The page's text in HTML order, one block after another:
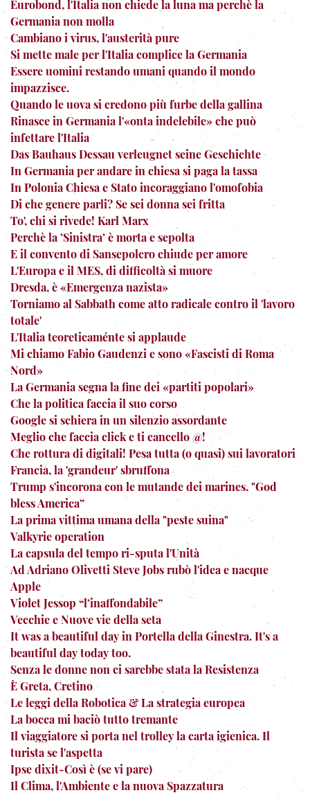
Eurobond, l'Italia non chiede la luna ma perchè la
Germania non molla
Cambiano i virus, l'austerità pure
Si mette male per l'Italia complice la Germania
Essere uomini restando umani quando il mondo
impazzisce.
Quando le uova si credono più furbe della gallina
Rinasce in Germania l'«onta indelebile» che può
infettare l'Italia
Das Bauhaus Dessau verleugnet seine Geschichte
In Germania per andare in chiesa si paga la tassa
In Polonia Chiesa e Stato incoraggiano l'omofobia
Di che genere parli? Se sei donna sei fritta
To', chi si rivede! Karl Marx
Perchè la ’Sinistra’ è morta e sepolta
E il convento di Sansepolcro chiude per amore
L'Europa e il MES, di difficoltà si muore
Dresda, è «Emergenza nazista»
Torniamo al Sabbath come atto radicale contro il 'lavoro
totale'
L'Italia teoreticaménte si applaude
Mi chiamo Fabio Gaudenzi e sono «Fascisti di Roma
Nord»
La Germania segna la fine dei «partiti popolari»
Che la politica faccia il suo corso
Google si schiera in un silenzio assordante
Meglio che faccia click e ti cancello @!
Che rottura di digitali! Pesa tutta (o quasi) sui lavoratori
Francia, la 'grandeur' sbruffona
Trump s'incorona con le mutande dei marines. "God
bless America”
La prima vittima umana della "peste suina"
Valkyrie operation
La capsula del tempo ri-sputa l'Unità
Ad Adriano Olivetti Steve Jobs rubò l'idea e nacque
Apple
Violet Jessop “l’inaffondabile”
Vecchie e Nuove vie della seta
It was a beautiful day in Portella della Ginestra. It's a
beautiful day today too.
Senza le donne non ci sarebbe stata la Resistenza
È Greta, Cretino
Le leggi della Robotica & La strategia europea
La bocca mi baciò tutto tremante
Il viaggiatore si porta nel trolley la carta igienica. Il
turista se l'aspetta
Ipse dixit-Così è (se vi pare)
Il Clima, l'Ambiente e la nuova Spazzatura